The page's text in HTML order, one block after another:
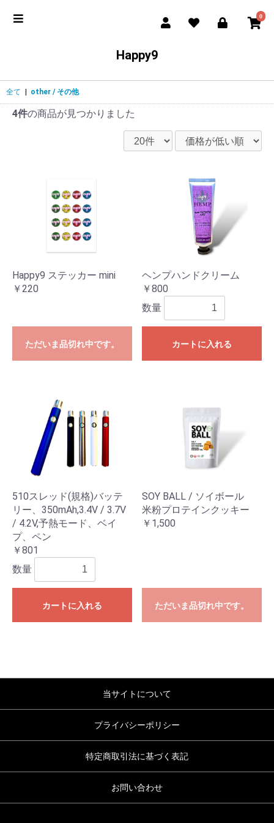
0
Happy9
全て other / その他
4件の商品が見つかりました
Happy9 ステッカー mini
￥220
ただいま品切れ中です。
ヘンプハンドクリーム
￥800
数量
カートに入れる
510スレッド(規格)バッテ
リー、350mAh,3.4V / 3.7V
/ 4.2V,予熱モード、ベイ
プ、ペン
￥801
数量
カートに入れる
SOY BALL / ソイボール
米粉プロテインクッキー
￥1,500
ただいま品切れ中です。
当サイトについて
プライバシーポリシー
特定商取引法に基づく表記
お問い合わせ